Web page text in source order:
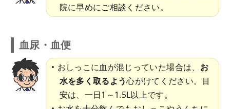
院に早めにご相談ください。
血尿・血便
おしっこに血が混じっていた場合は、 お
水を多く取るよう心がけてください。目
安は、一日1～1.5L以上です。